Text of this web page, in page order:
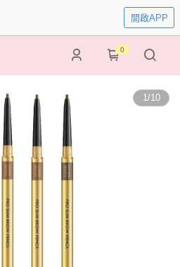
開啟APP
0
1/10